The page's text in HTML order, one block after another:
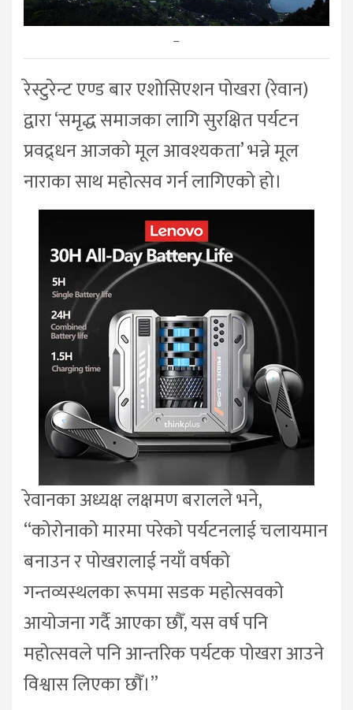
–
रेस्टुरेन्ट एण्ड बार एशोसिएशन पोखरा (रेवान)
द्वारा ‘समृद्ध समाजका लागि सुरक्षित पर्यटन
प्रवद्र्धन आजको मूल आवश्यकता’ भन्ने मूल
नाराका साथ महोत्सव गर्न लागिएको हो।
रेवानका अध्यक्ष लक्षमण बरालले भने,
“कोरोनाको मारमा परेको पर्यटनलाई चलायमान
बनाउन र पोखरालाई नयाँ वर्षको
गन्तव्यस्थलका रूपमा सडक महोत्सवको
आयोजना गर्दै आएका छौँ, यस वर्ष पनि
महोत्सवले पनि आन्तरिक पर्यटक पोखरा आउने
विश्वास लिएका छौँ।”